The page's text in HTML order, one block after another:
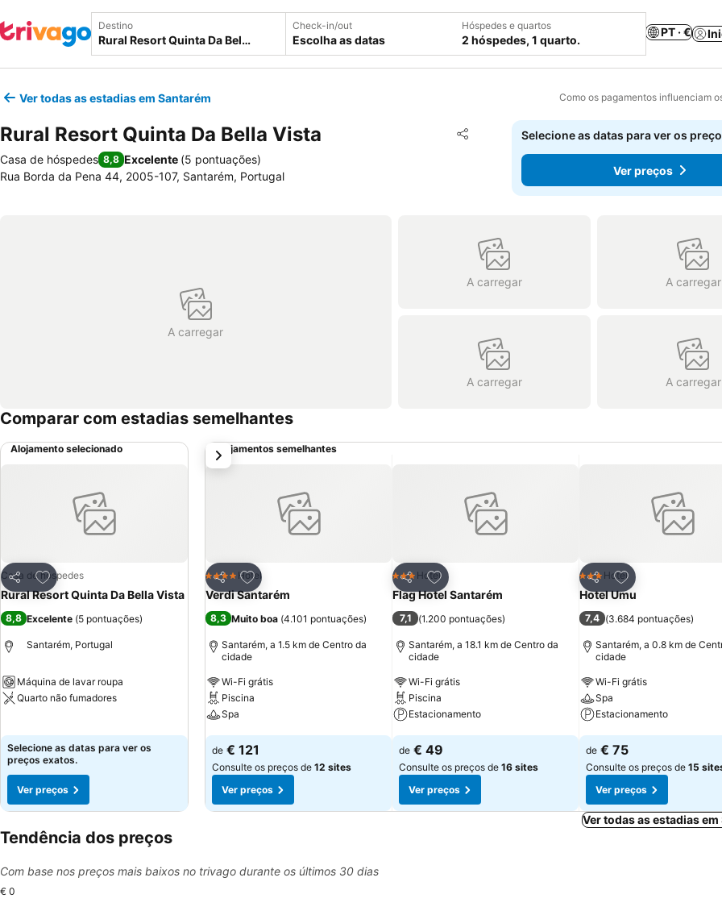
Destino Check-in/out
Escolha as datas
Hóspedes e quartos
2 hóspedes, 1 quarto.
PT · €
Ver todas as estadias em Santarém Como os pagamentos influenciam
Rural Resort Quinta Da Bella Vista Partilhar
Adicionar aos favoritos
Casa de hóspedes 8,8 Excelente (5 pontuações)
Rua Borda da Pena 44, 2005-107, Santarém, Portugal
Selecione as datas para ver os
Ver preços
A carregar
A carregar A carregar
A carregar A carregar
Comparar com estadias semelhantes
Alojamento selecionado
Partilhar
Adicionar aos favoritos
Casa de hóspedes
Rural Resort Quinta Da Bella Vista
8,8 Excelente (5 pontuações)
Santarém, Portugal
Máquina de lavar roupa
Quarto não fumadores
Selecione as datas para ver os
preços exatos.
Ver preços
Alojamentos semelhantes
Partilhar
Adicionar aos favoritos
4 EstrelasHotel
Verdi Santarém
8,3 Muito boa (4.101 pontuações)
Santarém, a 1.5 km de Centro da
cidade
Wi-Fi grátis
Piscina
Spa
Ver preços
de € 121
Consulte os preços de 12 sites
Ver preços
Partilhar
Adicionar aos favoritos
3 Estrelas
Hotel
Flag Hotel Santarém
7,1 (1.200 pontuações)
Santarém, a 18.1 km de Centro da
cidade
Wi-Fi grátis
Piscina
Estacionamento
Ver preços
de € 49
Consulte os preços de 16 sites
Ver preços
Partilhar
Adicionar aos
3 Estrelas
Hotel
Hotel Umu
7,4 (3.684 pontuações)
Santarém, a 0.8 km de
cidade
Wi-Fi grátis
Spa
Estacionamento
Ver preços
de € 75
Consulte os preços de 15
Ver preços
próximo
Ver todas as estadias em
Tendência dos preços
Com base nos preços mais baixos no trivago durante os últimos 30 dias
€ 0